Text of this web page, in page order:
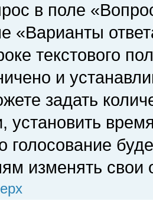
в поле
«Варианты
текстового
и
задать
установить
голосование
изменять свои